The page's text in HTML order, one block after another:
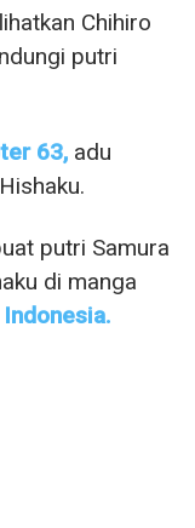
Chihiro
putri
63, adu
putri Samura
di manga